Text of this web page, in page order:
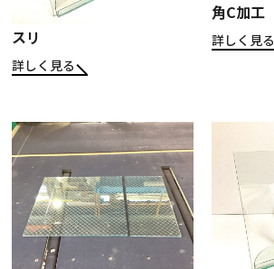
スリ
詳しく見る
角C加工
詳しく見る